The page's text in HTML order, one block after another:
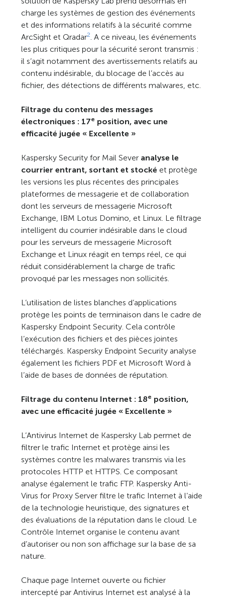
charge les systèmes de gestion des événements
et des informations relatifs à la sécurité comme
ArcSight et Qradar2 . A ce niveau, les événements
les plus critiques pour la sécurité seront transmis :
il s’agit notamment des avertissements relatifs au
contenu indésirable, du blocage de l’accès au
fichier, des détections de différents malwares, etc.
Filtrage du contenu des messages
électroniques : 17e position, avec une
efficacité jugée « Excellente »
Kaspersky Security for Mail Sever analyse le
courrier entrant, sortant et stocké et protège
les versions les plus récentes des principales
plateformes de messagerie et de collaboration
dont les serveurs de messagerie Microsoft
Exchange, IBM Lotus Domino, et Linux. Le filtrage
intelligent du courrier indésirable dans le cloud
pour les serveurs de messagerie Microsoft
Exchange et Linux réagit en temps réel, ce qui
réduit considérablement la charge de trafic
provoqué par les messages non sollicités.
L’utilisation de listes blanches d’applications
protège les points de terminaison dans le cadre de
Kaspersky Endpoint Security. Cela contrôle
l’exécution des fichiers et des pièces jointes
téléchargés. Kaspersky Endpoint Security analyse
également les fichiers PDF et Microsoft Word à
l’aide de bases de données de réputation.
Filtrage du contenu Internet : 18e position,
avec une efficacité jugée « Excellente »
L’Antivirus Internet de Kaspersky Lab permet de
filtrer le trafic Internet et protège ainsi les
systèmes contre les malwares transmis via les
protocoles HTTP et HTTPS. Ce composant
analyse également le trafic FTP. Kaspersky Anti-
Virus for Proxy Server filtre le trafic Internet à l’aide
de la technologie heuristique, des signatures et
des évaluations de la réputation dans le cloud. Le
Contrôle Internet organise le contenu avant
d’autoriser ou non son affichage sur la base de sa
nature.
Chaque page Internet ouverte ou fichier
intercepté par Antivirus Internet est analysé à la